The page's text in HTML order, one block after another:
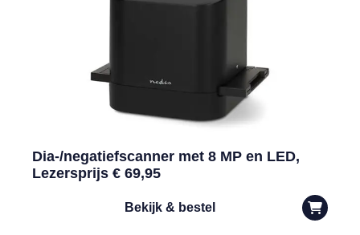
Dia-/negatiefscanner met 8 MP en LED,
Lezersprijs € 69,95
Bekijk & bestel